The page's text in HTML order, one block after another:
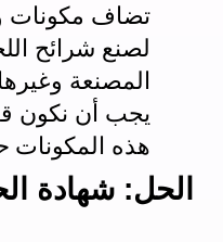
تضاف مكونات
لصنع شرائح
المصنعة
يجب أن نكون
هذه المكونات
الحل: شهادة